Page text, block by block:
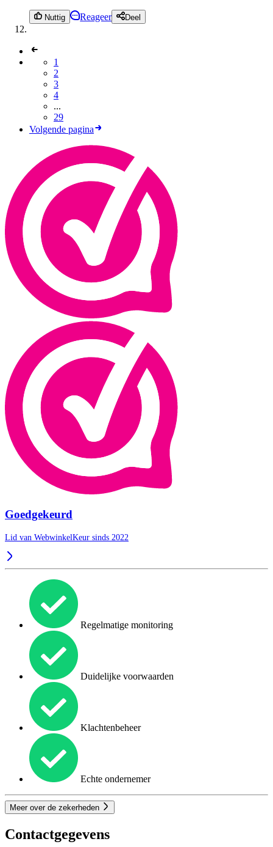
Nuttig Reageer Deel
1
2
3
4
...
29
Volgende pagina
Goedgekeurd
Lid van WebwinkelKeur sinds 2022
Regelmatige monitoring
Duidelijke voorwaarden
Klachtenbeheer
Echte ondernemer
Meer over de zekerheden
Contactgegevens